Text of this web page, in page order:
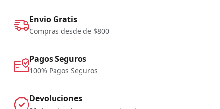
Envio Gratis
Compras desde de $800
Pagos Seguros
100% Pagos Seguros
Devoluciones